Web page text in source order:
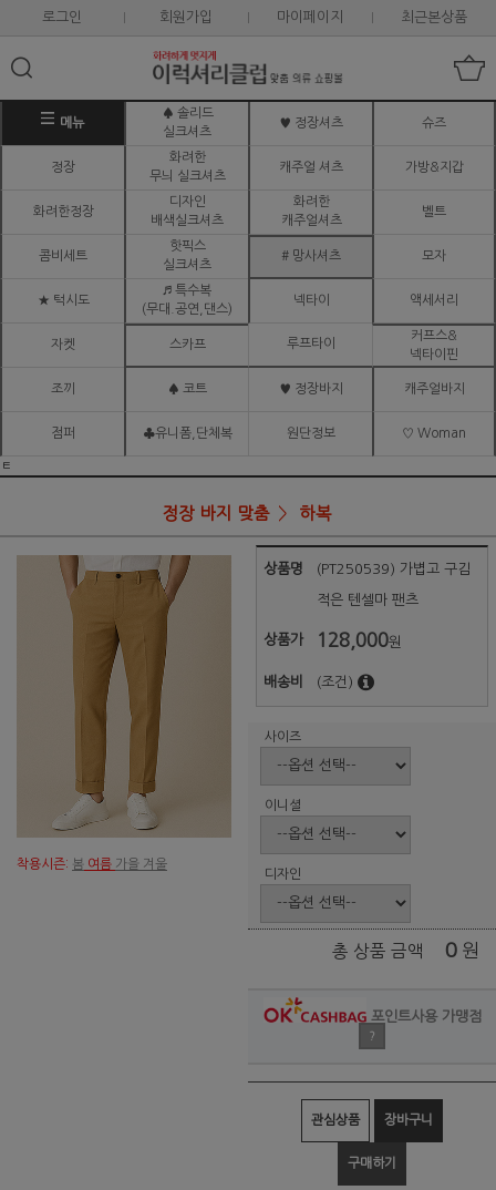
로그인 회원가입 마이페이지 최근본상품
메뉴
♠ 솔리드
실크셔츠
♥ 정장셔츠 슈즈
정장
화려한
무늬 실크셔츠
캐주얼 셔츠 가방&지갑
화려한정장
디자인
배색실크셔츠
화려한
캐주얼셔츠
벨트
콤비세트
핫픽스
실크셔츠
# 망사셔츠 모자
★ 턱시도
♬ 특수복
(무대.공연,댄스)
넥타이 액세서리
자켓 스카프 루프타이
커프스&
넥타이핀
조끼 ♠ 코트 ♥ 정장바지 캐주얼바지
점퍼 ♣유니폼,단체복 원단정보 ♡ Woman
ㅌ
정장 바지 맞춤 하복
착용시즌: 봄 여름 가을 겨울
상품명 (PT250539) 가볍고 구김
적은 텐셀마 팬츠
상품가 128,000원
배송비 (조건)
사이즈
이니셜
디자인
총 상품 금액 0 원
포인트사용 가맹점
?
관심상품 장바구니
구매하기